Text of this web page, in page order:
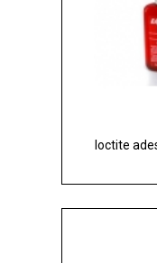
loctite